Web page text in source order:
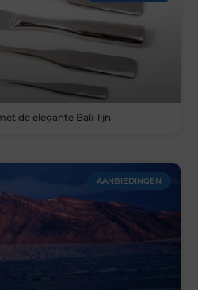
de elegante Bali-lijn
AANBIEDINGEN